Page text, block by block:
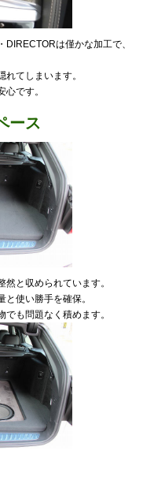
は僅かな加工で、
てしまいます。
です。
ース
と収められています。
使い勝手を確保。
も問題なく積めます。